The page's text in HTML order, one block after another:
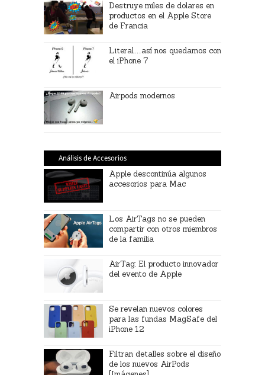
Destruye miles de dolares en
productos en el Apple Store
de Francia
Literal…así nos quedamos con
el iPhone 7
Airpods modernos
Análisis de Accesorios
Apple descontinúa algunos
accesorios para Mac
Los AirTags no se pueden
compartir con otros miembros
de la familia
AirTag: El producto innovador
del evento de Apple
Se revelan nuevos colores
para las fundas MagSafe del
iPhone 12
Filtran detalles sobre el diseño
de los nuevos AirPods